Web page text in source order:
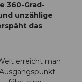
360-Grad-
unzählige
das
erreicht man